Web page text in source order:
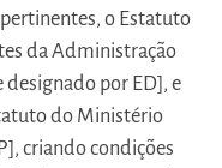
o Estatuto
da Administração
por ED], e
do Ministério
criando condições